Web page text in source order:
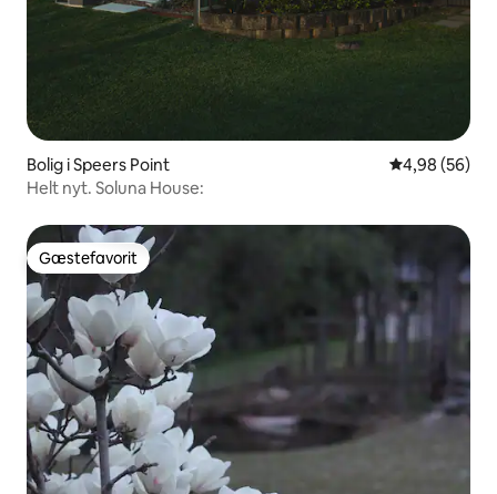
Bolig i Speers Point 4,98 ud af 5 i
4,98 (56)
Helt nyt. Soluna House:
Gæstefavorit
Gæstefavorit